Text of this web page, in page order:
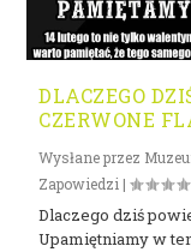
DLACZEGO
CZERWONE
Wysłane przez
Zapowiedzi |
Dlaczego dziś
Upamiętniamy w